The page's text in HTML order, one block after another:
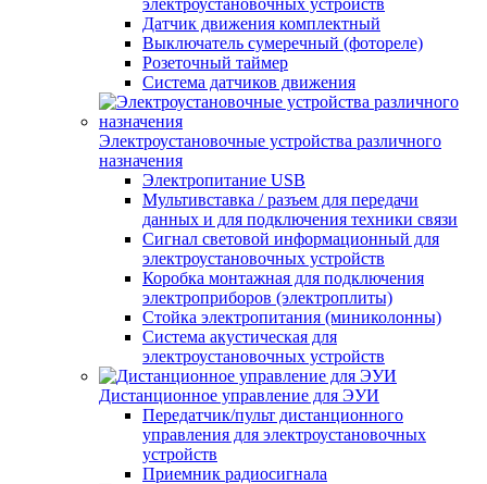
электроустановочных устройств
Датчик движения комплектный
Выключатель сумеречный (фотореле)
Розеточный таймер
Система датчиков движения
Электроустановочные устройства различного
назначения
Электропитание USB
Мультивставка / разъем для передачи
данных и для подключения техники связи
Сигнал световой информационный для
электроустановочных устройств
Коробка монтажная для подключения
электроприборов (электроплиты)
Стойка электропитания (миниколонны)
Система акустическая для
электроустановочных устройств
Дистанционное управление для ЭУИ
Передатчик/пульт дистанционного
управления для электроустановочных
устройств
Приемник радиосигнала